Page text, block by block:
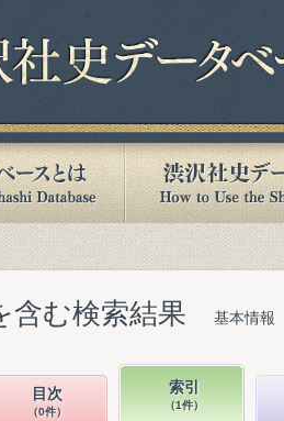
含む検索結果 基本情報
目次
（0件）
索引
（1件）